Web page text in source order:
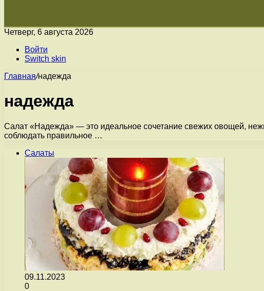
Четверг, 6 августа 2026
Войти
Switch skin
Главная/надежда
надежда
Салат «Надежда» — это идеальное сочетание свежих овощей,
соблюдать правильное …
Салаты
09.11.2023
0